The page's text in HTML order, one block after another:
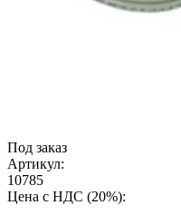
Под заказ
Артикул:
10785
Цена с НДС (20%):